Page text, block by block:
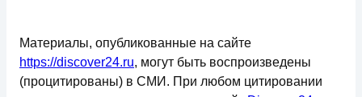
Материалы, опубликованные на сайте
https://discover24.ru, могут быть воспроизведены
(процитированы) в СМИ. При любом цитировании